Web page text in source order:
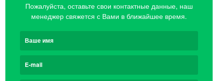
Пожалуйста, оставьте свои контактные данные, наш
менеджер свяжется с Вами в ближайшее время.
Ваше имя
E-mail